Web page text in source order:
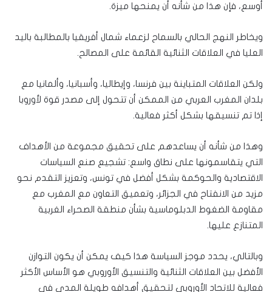
أوسع، فإن هذا من شأنه أن يمنحها ميزة.
ويخاطر النهج الحالي بالسماح لزعماء شمال أفريقيا بالمطالبة باليد
العليا في العلاقات الثنائية القائمة على المصالح.
ولكن العلاقات المتباينة بين فرنسا، وإيطاليا، وأسبانيا، وألمانيا مع
بلدان المغرب العربي من الممكن أن تتحول إلى مصدر قوة لأوروبا
إذا تم تنسيقها بشكل أكثر فعالية.
وهذا من شأنه أن يساعدهم على تحقيق مجموعة من الأهداف
التي يتقاسمونها على نطاق واسع: تشجيع صنع السياسات
الاقتصادية والحوكمة بشكل أفضل في تونس، وتعزيز التقدم نحو
مزيد من الانفتاح في الجزائر، وتعميق التعاون مع المغرب مع
مقاومة الضغوط الدبلوماسية بشأن منطقة الصحراء الغربية
المتنازع عليها.
وبالتالي، يحدد موجز السياسة هذا كيف يمكن أن يكون التوازن
الأفضل بين العلاقات الثنائية والتنسيق الأوروبي هو الأساس الأكثر
فعالية للاتحاد الأوروبي لتحقيق أهدافه طويلة المدى في